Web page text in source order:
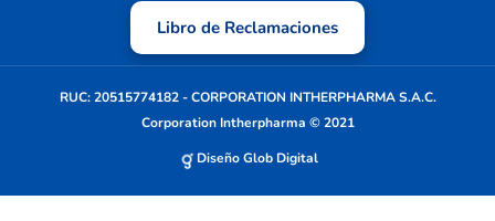
Libro de Reclamaciones
RUC: 20515774182 - CORPORATION INTHERPHARMA S.A.C.
Corporation Intherpharma © 2021
Diseño Glob Digital